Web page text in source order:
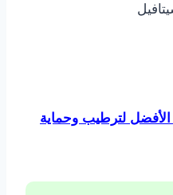
الأفضل لترطيب وحماية